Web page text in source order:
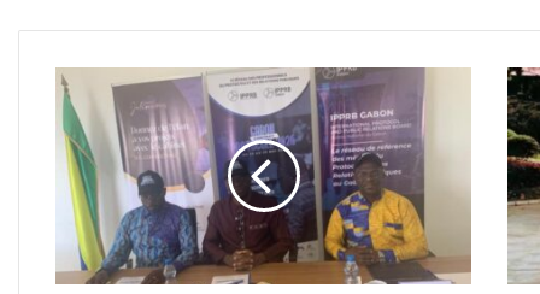
Gabon
l’IPPRB
lance
édition
sa
Xi
:
mère
au
de